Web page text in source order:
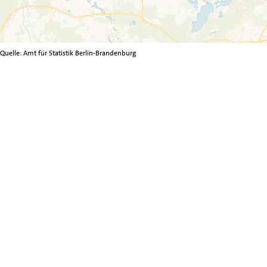
Quelle: Amt für Statistik Berlin-Brandenburg